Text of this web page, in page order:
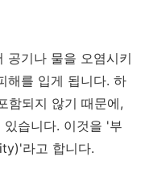
공기나 물을 오염시키
해를 입게 됩니다. 하
함되지 않기 때문에,
습니다. 이것을 '부
라고 합니다.